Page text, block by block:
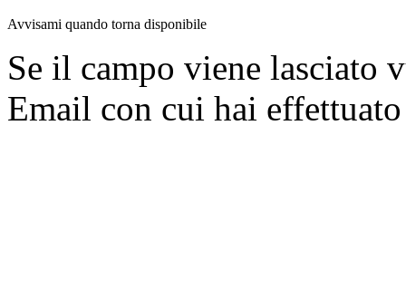
Avvisami quando torna disponibile
Se il campo viene lasciato
Email con cui hai